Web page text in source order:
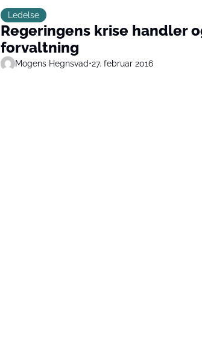
Ledelse
Regeringens krise handler
forvaltning
Mogens Hegnsvad•27. februar 2016